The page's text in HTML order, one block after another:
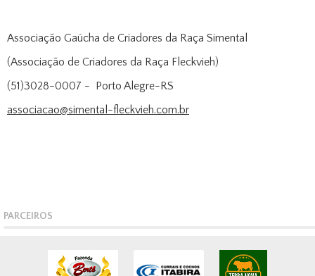
Associação Gaúcha de Criadores da Raça Simental
(Associação de Criadores da Raça Fleckvieh)
(51)3028-0007 - Porto Alegre-RS
associacao@simental-fleckvieh.com.br
PARCEIROS